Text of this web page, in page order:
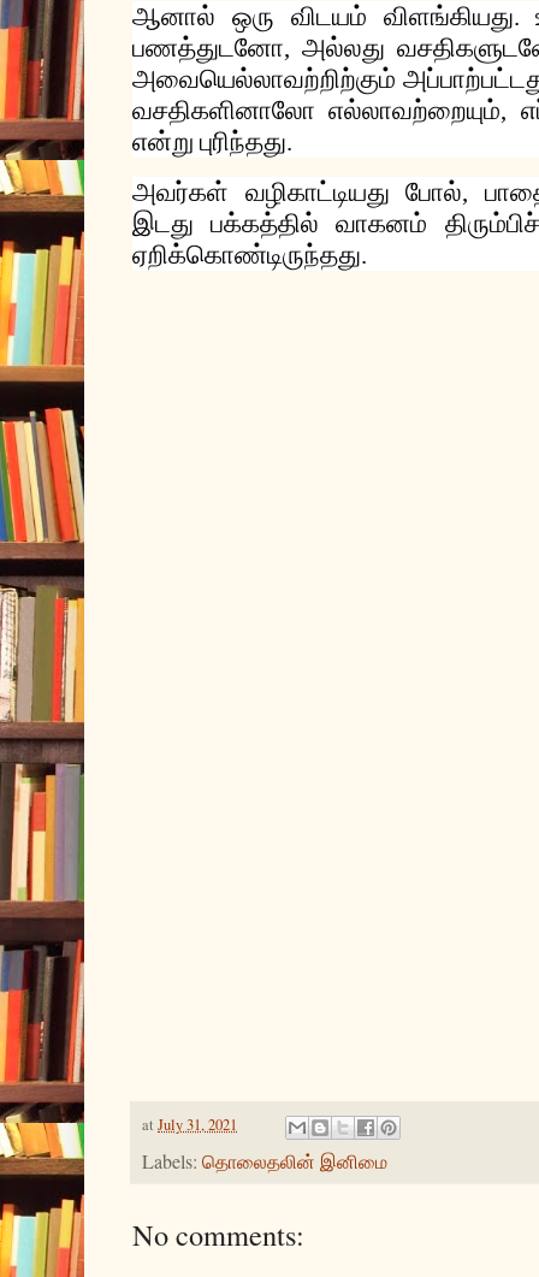
ஆனால் ஒரு விடயம் விளங்கியது.
பணத்துடனோ, அல்லது
அவையெல்லாவற்றிற்கும்
வசதிகளினாலோ எல்லாவற்றையும்,
என்று புரிந்தது.
அவர்கள் வழிகாட்டியது போல்,
இடது
பக்கத்தில் வாகனம்
திரும்பிச்
ஏறிக்கொண்டிருந்தது.
at July 31, 2021
Labels: தொலைதலின் இனிமை
No comments: